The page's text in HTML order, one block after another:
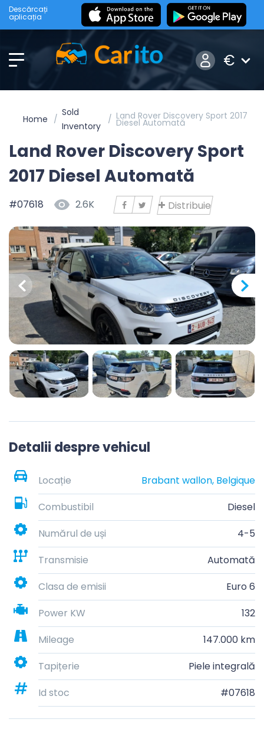
Descărcați
aplicația
€
Home
Sold
Inventory
Land Rover Discovery Sport 2017
Diesel Automată
Land Rover Discovery Sport
2017 Diesel Automată
#07618 2.6K Distribuie
Detalii despre vehicul
Locație
Brabant wallon, Belgique
Combustibil
Diesel
Numărul de uși
4-5
Transmisie
Automată
Clasa de emisii
Euro 6
Power KW
132
Mileage
147.000 km
Tapițerie
Piele integrală
Id stoc
#07618